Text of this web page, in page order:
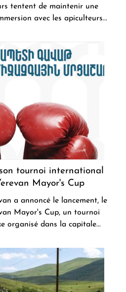
tentent de maintenir une
avec les apiculteurs...
tournoi international
Mayor's Cup
a annoncé le lancement, le
Mayor's Cup, un tournoi
organisé dans la capitale...